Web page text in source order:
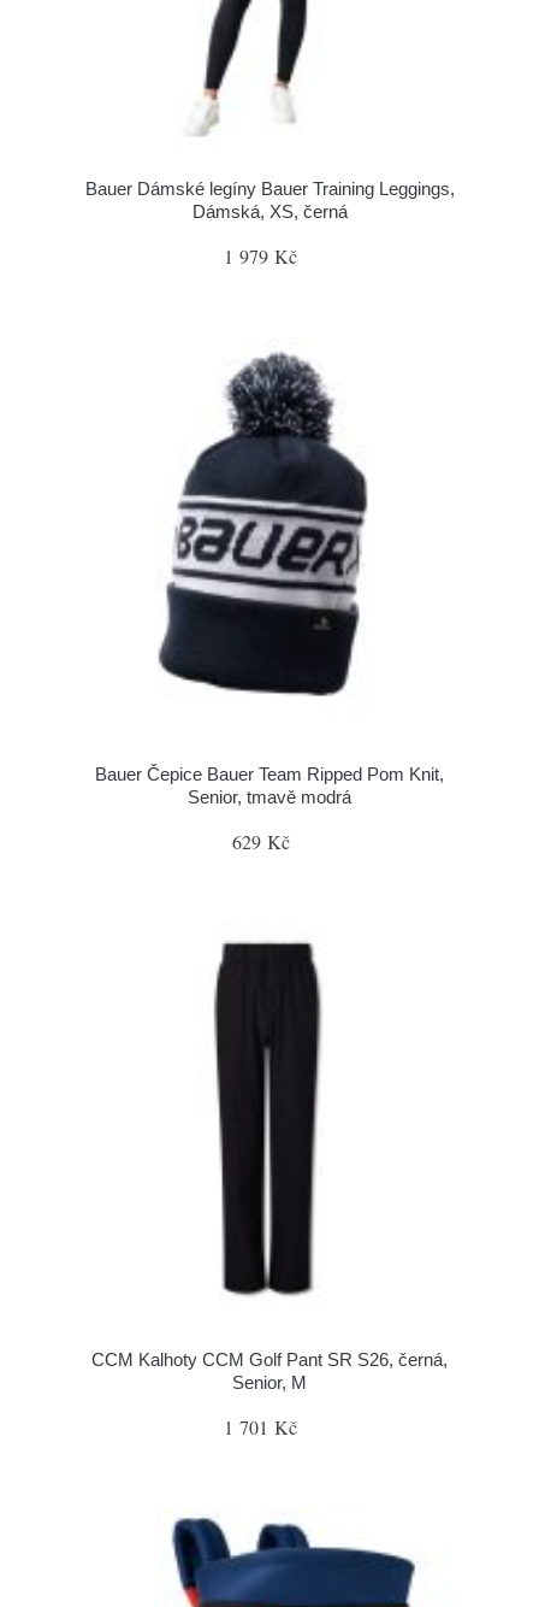
Bauer Dámské legíny Bauer Training Leggings,
Dámská, XS, černá
1 979 Kč
Bauer Čepice Bauer Team Ripped Pom Knit,
Senior, tmavě modrá
629 Kč
CCM Kalhoty CCM Golf Pant SR S26, černá,
Senior, M
1 701 Kč